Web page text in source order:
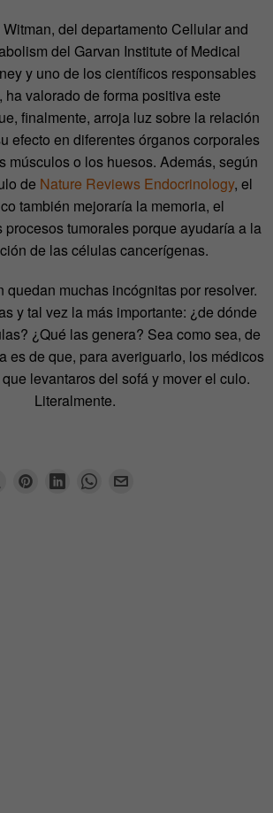
del departamento Cellular and
del Garvan Institute of Medical
y uno de los científicos responsables
ha valorado de forma positiva este
finalmente, arroja luz sobre la relación
efecto en diferentes órganos corporales
músculos o los huesos. Además, según
de Nature Reviews Endocrinology, el
también mejoraría la memoria, el
procesos tumorales porque ayudaría a la
de las células cancerígenas.
quedan muchas incógnitas por resolver.
y tal vez la más importante: ¿de dónde
¿Qué las genera? Sea como sea, de
es de que, para averiguarlo, los médicos
levantaros del sofá y mover el culo.
Literalmente.